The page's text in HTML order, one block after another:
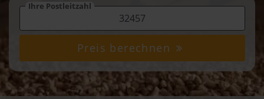
Ihre Postleitzahl
Preis berechnen